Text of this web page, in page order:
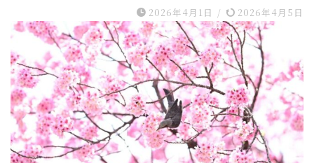
2026年4月1日 / 2026年4月5日